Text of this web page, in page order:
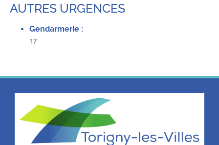
AUTRES URGENCES
Gendarmerie :
17